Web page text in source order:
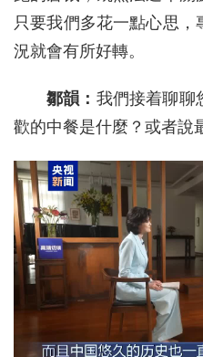
只要我們多花一點心思
況就會有所好轉。
鄒韻： 我們接着聊聊
歡的中餐是什麼？或者說